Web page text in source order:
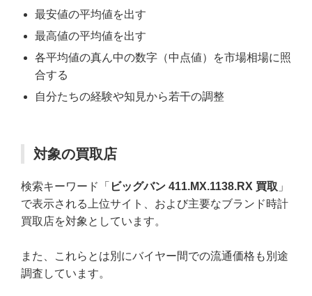
最安値の平均値を出す
最高値の平均値を出す
各平均値の真ん中の数字（中点値）を市場相場に照
合する
自分たちの経験や知見から若干の調整
対象の買取店
検索キーワード「 ビッグバン 411.MX.1138.RX 買取 」
で表示される上位サイト、および主要なブランド時計
買取店を対象としています。
また、これらとは別にバイヤー間での流通価格も別途
調査しています。